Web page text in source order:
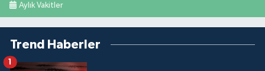
Aylık Vakitler
Trend Haberler
1